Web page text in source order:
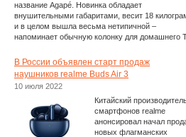
название Agapé. Новинка обладает
внушительными габаритами, весит 18
и в целом вышла весьма нетипичной –
напоминает обычную колонку для домашнего
В России объявлен старт продаж
наушников realme Buds Air 3
10 июля 2022
Китайский
смартфонов realme
анонсировал начал
новых флагманских